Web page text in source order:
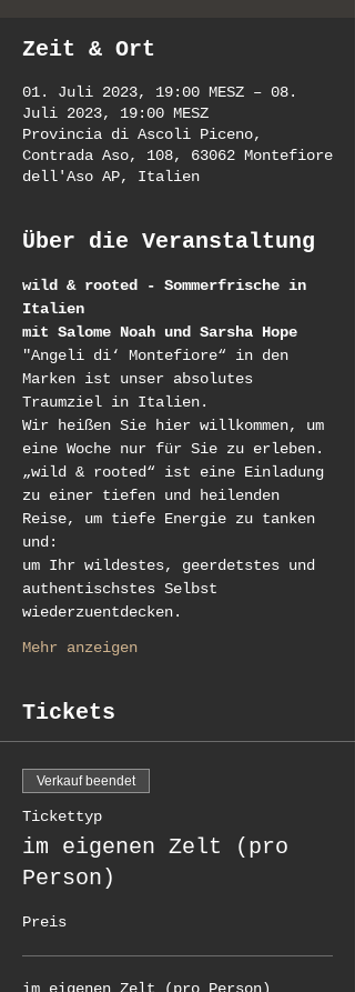
Zeit & Ort
01. Juli 2023, 19:00 MESZ – 08.
Juli 2023, 19:00 MESZ
Provincia di Ascoli Piceno,
Contrada Aso, 108, 63062 Montefiore
dell'Aso AP, Italien
Über die Veranstaltung
wild & rooted - Sommerfrische in
Italien
mit Salome Noah und Sarsha Hope
"Angeli di‘ Montefiore“ in den
Marken ist unser absolutes
Traumziel in Italien.
Wir heißen Sie hier willkommen, um
eine Woche nur für Sie zu erleben.
„wild & rooted“ ist eine Einladung
zu einer tiefen und heilenden
Reise, um tiefe Energie zu tanken
und:
um Ihr wildestes, geerdetstes und
authentischstes Selbst
wiederzuentdecken.
Mehr anzeigen
Tickets
Verkauf beendet
Tickettyp
im eigenen Zelt (pro
Person)
Preis